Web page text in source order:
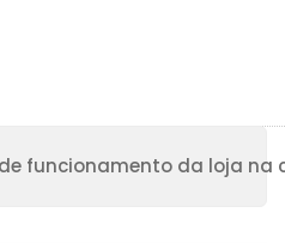
funcionamento da loja na